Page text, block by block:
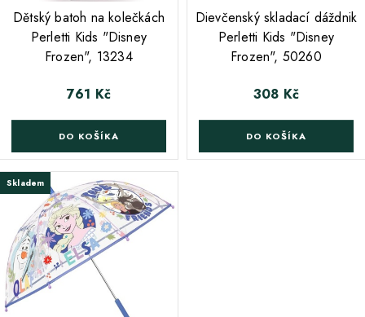
Dětský batoh na kolečkách
Perletti Kids "Disney
Frozen", 13234
Cena
761 Kč
DO KOŠÍKA
Dievčenský skladací dáždnik
Perletti Kids "Disney
Frozen", 50260
Cena
308 Kč
DO KOŠÍKA
Skladem